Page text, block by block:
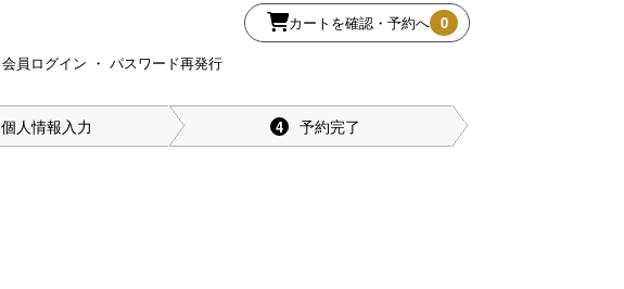
カートを確認・予約へ 0
会員ログイン ・ パスワード再発行
個人情報入力 4 予約完了